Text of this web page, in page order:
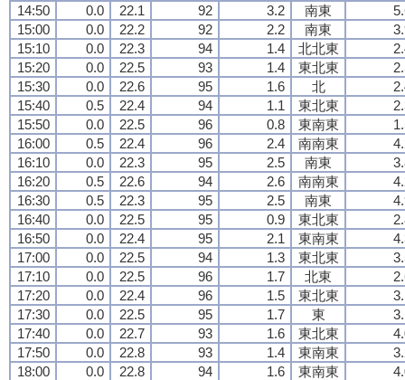
14:50 0.0 22.1 92 3.2 南東
15:00
0.0 22.2 92 2.2 南東
15:10
0.0 22.3 94 1.4 北北東
15:20
0.0 22.5 93 1.4 東北東
15:30
0.0 22.6 95 1.6 北
15:40
0.5 22.4 94 1.1 東北東
15:50
0.0 22.5 96 0.8 東南東
16:00
0.5 22.4 96 2.4 南南東
16:10
0.0 22.3 95 2.5 南東
16:20
0.5 22.6 94 2.6 南南東
16:30
0.5 22.3 95 2.5 南東
16:40
0.0 22.5 95 0.9 東北東
16:50
0.0 22.4 95 2.1 東南東
17:00
0.0 22.5 94 1.3 東北東
17:10
0.0 22.5 96 1.7 北東
17:20
0.0 22.4 96 1.5 東北東
17:30
0.0 22.5 95 1.7 東
17:40
0.0 22.7 93 1.6 東北東
17:50
0.0 22.8 93 1.4 東南東
18:00
0.0 22.8 94 1.6 東南東